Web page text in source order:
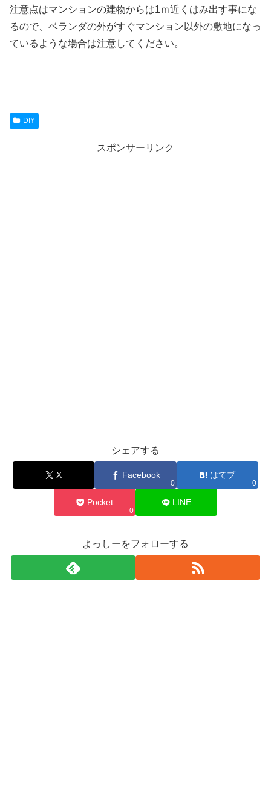
注意点はマンションの建物からは1ｍ近くはみ出す事にな
るので、ベランダの外がすぐマンション以外の敷地になっ
ているような場合は注意してください。
DIY
スポンサーリンク
シェアする
X Facebook
0
はてブ
0
Pocket
0
LINE
よっしーをフォローする